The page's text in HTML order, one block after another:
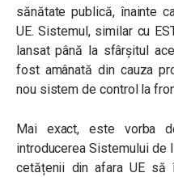
sănătate publică, înainte
UE. Sistemul, similar cu
lansat până la sfârșitul
fost amânată din cauza
nou sistem de control la
Mai exact, este vorba
introducerea Sistemului de
cetățenii din afara UE să